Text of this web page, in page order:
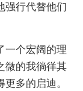
强行代替他们
一个宏阔的理
微的我徜徉其
多的启迪。